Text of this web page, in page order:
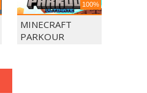
100%
MINECRAFT
PARKOUR